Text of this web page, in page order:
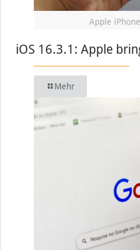
Apple
iOS 16.3.1: Apple
Mehr